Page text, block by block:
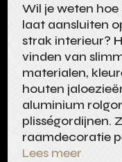
Wil je weten
laat aansluiten
strak interieur?
vinden van
materialen,
houten
aluminium
plisségordijnen.
raamdecoratie
Lees meer